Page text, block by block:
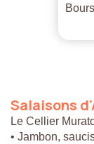
Salaisons
Le Cellier
• Jambon,